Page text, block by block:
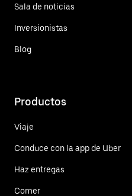
Sala de noticias
Inversionistas
Blog
Productos
Viaje
Conduce con la app de Uber
Haz entregas
Comer